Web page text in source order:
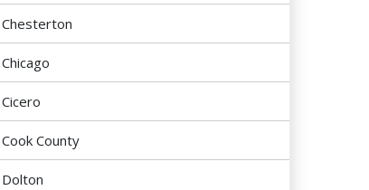
Chesterton
Chicago
Cicero
Cook County
Dolton